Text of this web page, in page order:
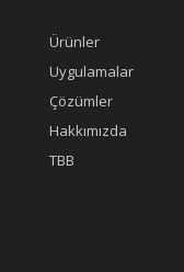
Ürünler
Uygulamalar
Çözümler
Hakkımızda
TBB